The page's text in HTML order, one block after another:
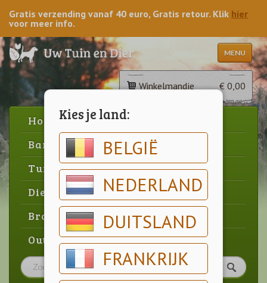
Kies je land:
BELGIË
NEDERLAND
DUITSLAND
FRANKRIJK
Gratis verzending vanaf 40 euro, Gratis retour. Klik hier
voor meer info.
MENU
Winkelmandje € 0,00
Home
Barbecue
Tuin
Dier
Brood & gebak
Outlet